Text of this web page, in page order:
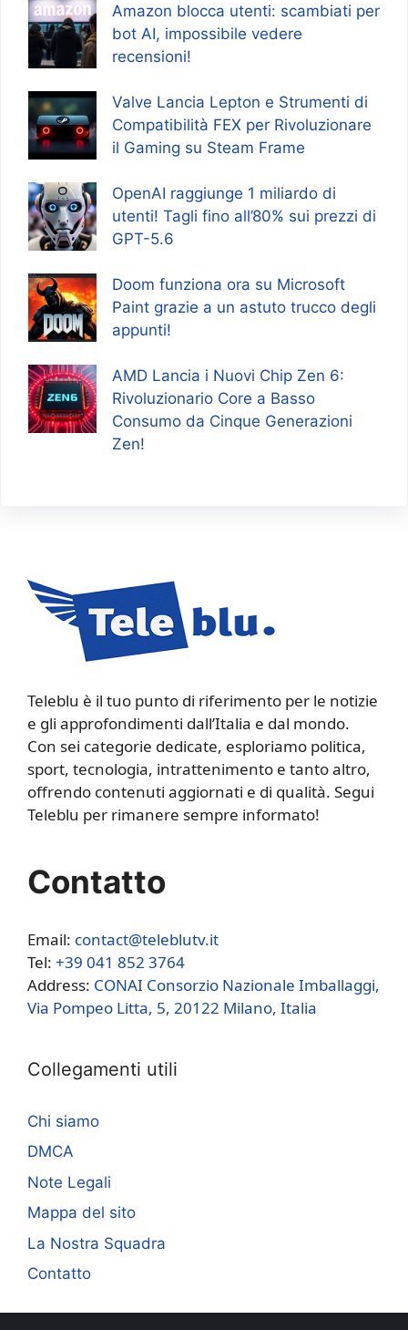
Amazon blocca utenti: scambiati per
bot AI, impossibile vedere
recensioni!
Valve Lancia Lepton e Strumenti di
Compatibilità FEX per Rivoluzionare
il Gaming su Steam Frame
OpenAI raggiunge 1 miliardo di
utenti! Tagli fino all’80% sui prezzi di
GPT-5.6
Doom funziona ora su Microsoft
Paint grazie a un astuto trucco degli
appunti!
AMD Lancia i Nuovi Chip Zen 6:
Rivoluzionario Core a Basso
Consumo da Cinque Generazioni
Zen!
Teleblu è il tuo punto di riferimento per le notizie
e gli approfondimenti dall’Italia e dal mondo.
Con sei categorie dedicate, esploriamo politica,
sport, tecnologia, intrattenimento e tanto altro,
offrendo contenuti aggiornati e di qualità. Segui
Teleblu per rimanere sempre informato!
Contatto
Email: contact@teleblutv.it
Tel: +39 041 852 3764
Address: CONAI Consorzio Nazionale Imballaggi,
Via Pompeo Litta, 5, 20122 Milano, Italia
Collegamenti utili
Chi siamo
DMCA
Note Legali
Mappa del sito
La Nostra Squadra
Contatto